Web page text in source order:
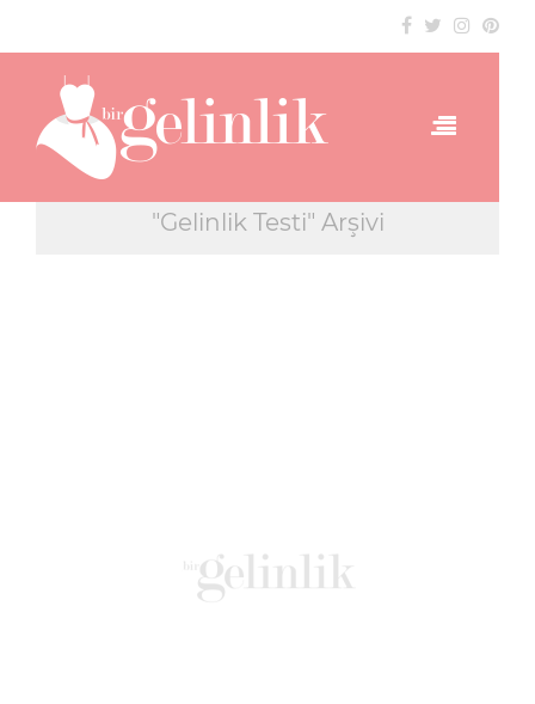
"Gelinlik Testi" Arşivi